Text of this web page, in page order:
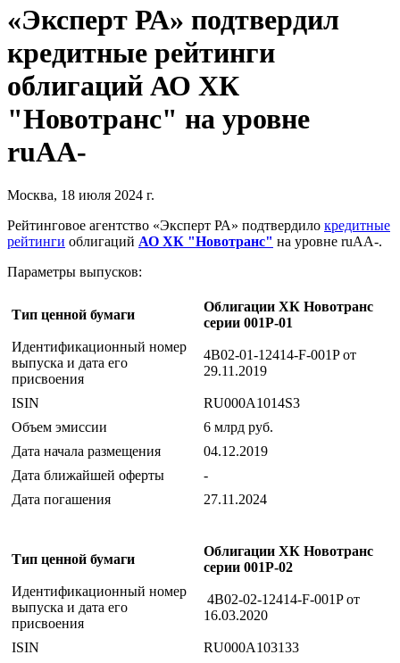
«Эксперт РА» подтвердил
кредитные рейтинги
облигаций АО ХК
"Новотранс" на уровне
ruAА-
Москва, 18 июля 2024 г.
Рейтинговое агентство «Эксперт РА» подтвердило кредитные
рейтинги облигаций АО ХК "Новотранс" на уровне ruAА-.
Параметры выпусков:
Тип ценной бумаги
Облигации ХК Новотранс
серии 001P-01
Идентификационный номер
выпуска и дата его
присвоения
4B02-01-12414-F-001P от
29.11.2019
ISIN
RU000A1014S3
Объем эмиссии
6 млрд руб.
Дата начала размещения
04.12.2019
Дата ближайшей оферты
-
Дата погашения
27.11.2024
Тип ценной бумаги
Облигации ХК Новотранс
серии 001P-02
Идентификационный номер
выпуска и дата его
присвоения
4B02-02-12414-F-001P от
16.03.2020
ISIN
RU000A103133